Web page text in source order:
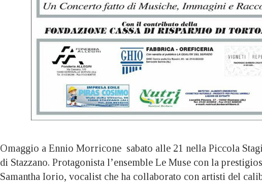
Omaggio a Ennio Morricone sabato alle 21 nella Piccola
di Stazzano. Protagonista l’ensemble Le Muse con la
Samantha Iorio, vocalist che ha collaborato con artisti del